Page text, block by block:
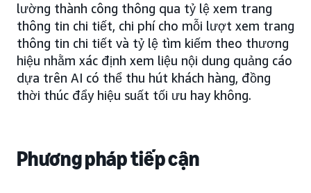
lường thành công thông qua tỷ lệ xem trang
thông tin chi tiết, chi phí cho mỗi lượt xem trang
thông tin chi tiết và tỷ lệ tìm kiếm theo thương
hiệu nhằm xác định xem liệu nội dung quảng cáo
dựa trên AI có thể thu hút khách hàng, đồng
thời thúc đẩy hiệu suất tối ưu hay không.
Phương pháp tiếp cận